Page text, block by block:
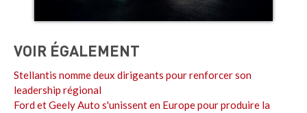
VOIR ÉGALEMENT
Stellantis nomme deux dirigeants pour renforcer son
leadership régional
Ford et Geely Auto s'unissent en Europe pour produire la